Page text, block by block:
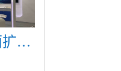
高斯贝尔产品线全面扩展，众多新产品亮相CommunicAsia 2019